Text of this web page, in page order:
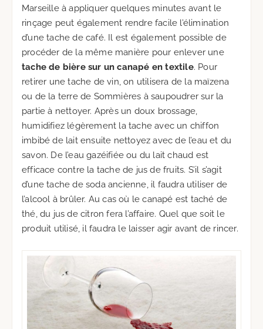
Marseille à appliquer quelques minutes avant le
rinçage peut également rendre facile l’élimination
d’une tache de café. Il est également possible de
procéder de la même manière pour enlever une
tache de bière sur un canapé en textile. Pour
retirer une tache de vin, on utilisera de la maïzena
ou de la terre de Sommières à saupoudrer sur la
partie à nettoyer. Après un doux brossage,
humidifiez légèrement la tache avec un chiffon
imbibé de lait ensuite nettoyez avec de l’eau et du
savon. De l’eau gazéifiée ou du lait chaud est
efficace contre la tache de jus de fruits. S’il s’agit
d’une tache de soda ancienne, il faudra utiliser de
l’alcool à brûler. Au cas où le canapé est taché de
thé, du jus de citron fera l’affaire. Quel que soit le
produit utilisé, il faudra le laisser agir avant de rincer.